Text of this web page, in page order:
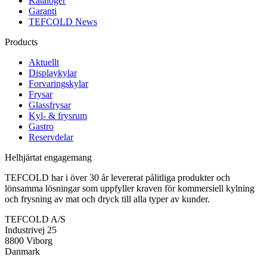
Garanti
TEFCOLD News
Products
Aktuellt
Displaykylar
Forvaringskylar
Frysar
Glassfrysar
Kyl- & frysrum
Gastro
Reservdelar
Helhjärtat engagemang
TEFCOLD har i över 30 år levererat pålitliga produkter och
lönsamma lösningar som uppfyller kraven för kommersiell kylning
och frysning av mat och dryck till alla typer av kunder.
TEFCOLD A/S
Industrivej 25
8800 Viborg
Danmark